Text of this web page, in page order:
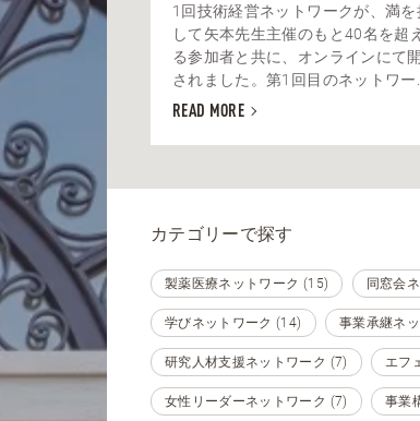
1回技術経営ネットワークが、満を
して矢本先生主催のもと40名を超え
る参加者と共に、オンラインにて
されました。第1回目のネットワー...
READ MORE
カテゴリーで探す
製薬医療ネットワーク (15) 同窓会
学びネットワーク (14) 事業承継ネ
研究人材支援ネットワーク (7) エフ
女性リーダーネットワーク (7) 事業